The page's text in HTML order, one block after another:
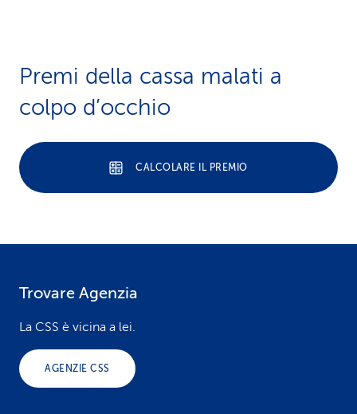
Premi della cassa malati a
colpo d’occhio
CALCOLARE IL PREMIO
Trovare Agenzia
La CSS è vicina a lei.
AGENZIE CSS